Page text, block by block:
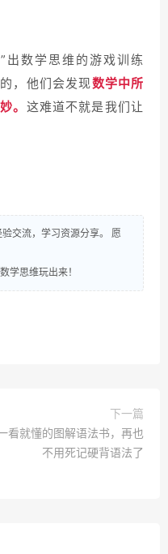
出数学思维的游戏训练
，他们会发现数学中所
。 这难道不就是我们让
交流，学习资源分享。 愿
学思维玩出来！
下一篇
看就懂的图解语法书，再也
不用死记硬背语法了